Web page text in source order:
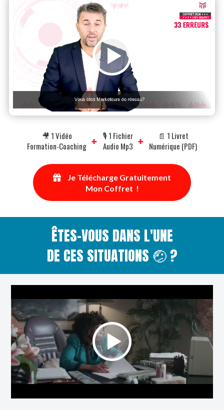
Video
Player
Nom du chapitre
🎥 1 Vidéo
Formation-Coaching +
🎙 1 Fichier
Audio Mp3 +
📄 1 Livret
Numérique (PDF)
Je Télécharge Gratuitement
Mon Coffret !
ÊTES-VOUS DANS L'UNE
DE CES SITUATIONS 🤕 ?
Player
Nom du chapitre